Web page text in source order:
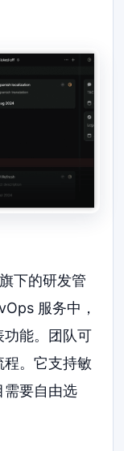
下的研发管
服务中，
功能。团队可
程。它支持敏
需要自由选